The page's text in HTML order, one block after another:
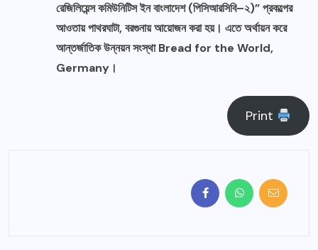
রেজিলিয়েন্স কমিউনিটিস ইন বাংলাদেশ (পিসিআরসিবি–২)” প্রকল্পের
আওতায় পাথরঘাটা, বরগুনায় আয়োজন করা হয়। এতে অর্থায়ন করে
আন্তর্জাতিক উন্নয়ন সংস্থা Bread for the World,
Germany।
Print